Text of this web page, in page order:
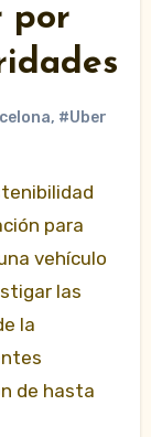
por
, #Uber
para
vehículo
las
la
de hasta